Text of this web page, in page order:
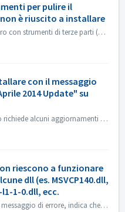
per pulire il
è riuscito a installare
Quando si pulisce il software Nero con strumenti di terze parti (ad esempio IObit Uninstaller, Total Cleaner, Revo Uninstaller, ecc.), tali strumenti elimin...
con il messaggio
2014 Update" su
Su Windows 8.1, il software Nero richiede alcuni aggiornamenti di Windows. 1. Aprire Pannello di controllo ->Aggiornamento finestre, installare tutti g...
riescono a funzionare
dll (es. MSVCP140.dll,
1-0.dll, ecc.
Se viene visualizzato il seguente messaggio di errore, indica che questi file mancano da Microsoft Visual C++++ Redistributable (x86) . Manca MSVCP140.DL...